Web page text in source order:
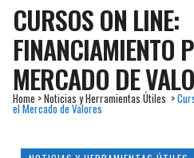
CURSOS ON LINE:
FINANCIAMIENTO
MERCADO DE
Home >Noticias y Herramientas Útiles >
el Mercado de Valores